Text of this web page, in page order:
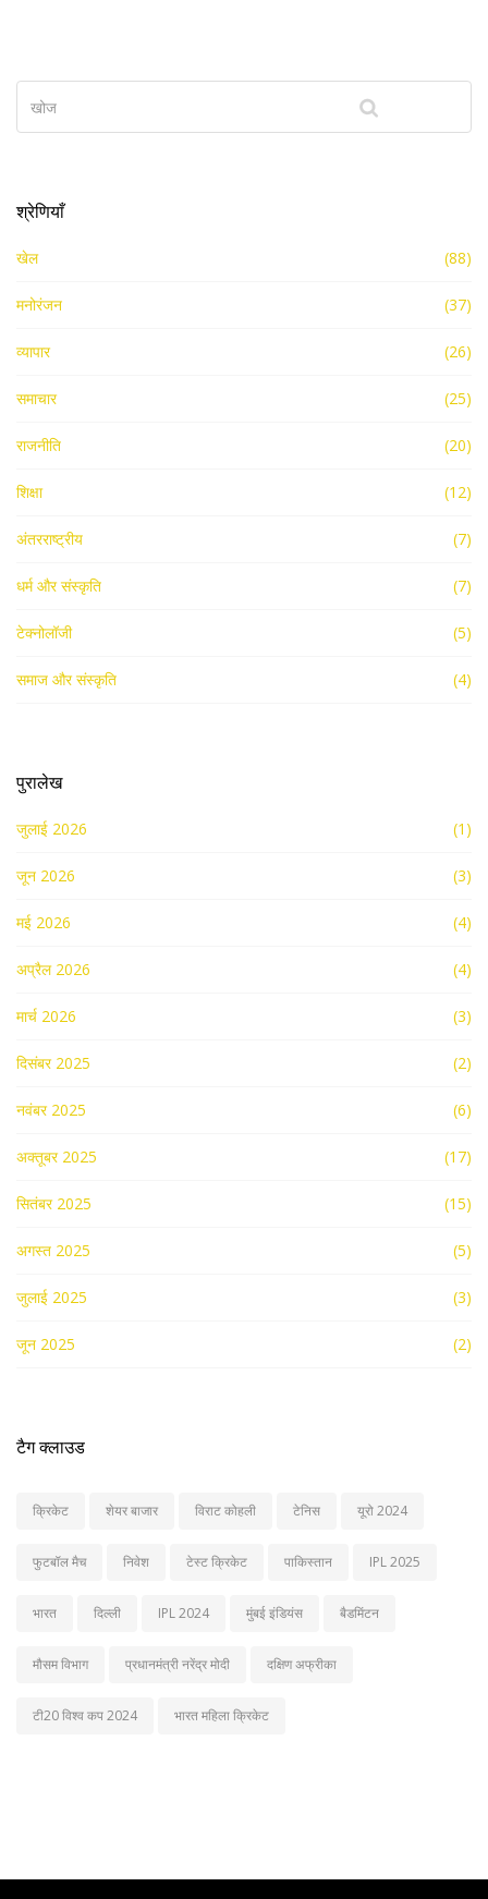
श्रेणियाँ
खेल (88)
मनोरंजन (37)
व्यापार (26)
समाचार (25)
राजनीति (20)
शिक्षा (12)
अंतरराष्ट्रीय (7)
धर्म और संस्कृति (7)
टेक्नोलॉजी (5)
समाज और संस्कृति (4)
पुरालेख
जुलाई 2026 (1)
जून 2026 (3)
मई 2026 (4)
अप्रैल 2026 (4)
मार्च 2026 (3)
दिसंबर 2025 (2)
नवंबर 2025 (6)
अक्तूबर 2025 (17)
सितंबर 2025 (15)
अगस्त 2025 (5)
जुलाई 2025 (3)
जून 2025 (2)
टैग क्लाउड
क्रिकेट शेयर बाजार विराट कोहली टेनिस यूरो 2024
फुटबॉल मैच निवेश टेस्ट क्रिकेट पाकिस्तान IPL 2025
भारत दिल्ली IPL 2024 मुंबई इंडियंस बैडमिंटन
मौसम विभाग प्रधानमंत्री नरेंद्र मोदी दक्षिण अफ्रीका
टी20 विश्व कप 2024 भारत महिला क्रिकेट